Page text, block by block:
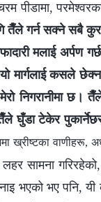
पीडामा,
तैँले गर्न सक्ने सबै
मलाई अर्पण
मार्गलाई कसले
निगरानीमा छ।
घुँडा टेकेर
ख्रीष्‍टका वाणीहरू,
सामना
भएको भए पनि,